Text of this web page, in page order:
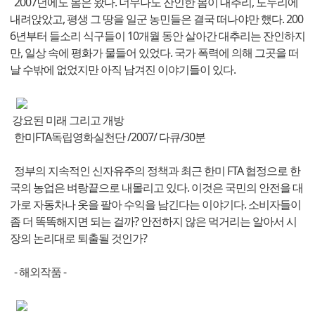
내려앉았고, 평생 그 땅을 일군 농민들은 결국 떠나야만 했다. 200
6년부터 들소리 식구들이 10개월 동안 살아간 대추리는 잔인하지
만, 일상 속에 평화가 물들어 있었다. 국가 폭력에 의해 그곳을 떠
날 수밖에 없었지만 아직 남겨진 이야기들이 있다.
강요된 미래 그리고 개방
한미FTA독립영화실천단 /2007/ 다큐/30분
정부의 지속적인 신자유주의 정책과 최근 한미 FTA 협정으로 한
국의 농업은 벼랑끝으로 내몰리고 있다. 이것은 국민의 안전을 대
가로 자동차나 옷을 팔아 수익을 남긴다는 이야기다. 소비자들이
좀 더 똑똑해지면 되는 걸까? 안전하지 않은 먹거리는 알아서 시
장의 논리대로 퇴출될 것인가?
- 해외작품 -